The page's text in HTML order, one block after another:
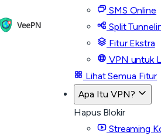
SMS Online
Split
Fitur Ekstra
VPN untuk
Lihat Semua Fitur
Apa Itu VPN?
Hapus Blokir
Streaming